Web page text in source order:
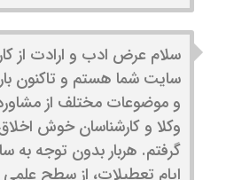
سلام عرض ادب و ارادت از
سایت شما هستم و تاکنون
و موضوعات مختلف از
وکلا و کارشناسان خوش
گرفتم. هربار بدون توجه به
ایام تعطیلات، از سطح علمی